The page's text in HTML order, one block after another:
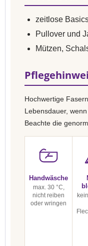
zeitlose
Pullover und
Mützen,
Hochwertige
Lebensdauer,
Beachte die
Handwäsche
max. 30 °C,
nicht reiben
oder wringen